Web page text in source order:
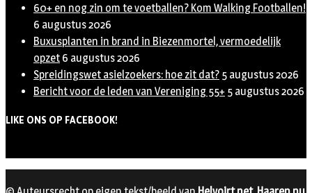
60+ en nog zin om te voetballen? Kom Walking Footballen!
6 augustus 2026
Buxusplanten in brand in Biezenmortel, vermoedelijk
opzet 6 augustus 2026
Spreidingswet asielzoekers: hoe zit dat? 5 augustus 2026
Bericht voor de leden van Vereniging 55+ 5 augustus 2026
LIKE ONS OP FACEBOOK!